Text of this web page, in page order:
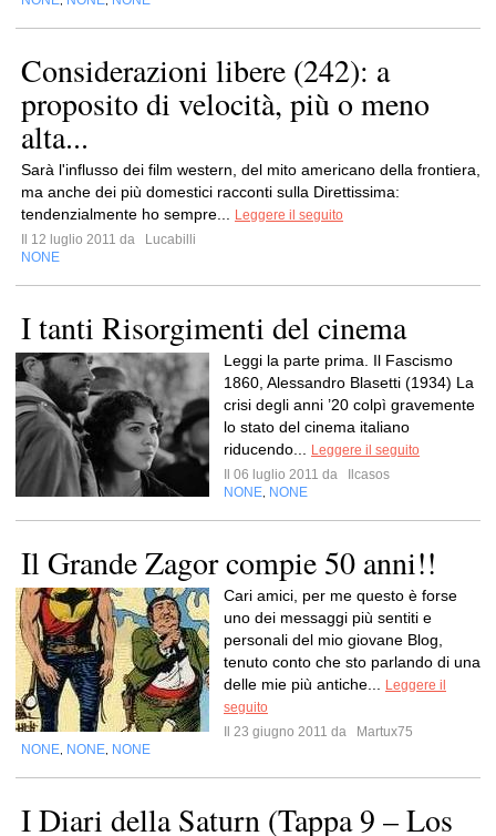
Considerazioni libere (242): a
proposito di velocità, più o meno
alta...
Sarà l'influsso dei film western, del mito americano della frontiera,
ma anche dei più domestici racconti sulla Direttissima:
tendenzialmente ho sempre...
Leggere il seguito
Il 12 luglio 2011 da
Lucabilli
NONE
I tanti Risorgimenti del cinema
Leggi la parte prima. Il Fascismo
1860, Alessandro Blasetti (1934) La
crisi degli anni ’20 colpì gravemente
lo stato del cinema italiano
riducendo...
Leggere il seguito
Il 06 luglio 2011 da
Ilcasos
NONE NONE
Il Grande Zagor compie 50 anni!!
Cari amici, per me questo è forse
uno dei messaggi più sentiti e
personali del mio giovane Blog,
tenuto conto che sto parlando di una
delle mie più antiche...
Leggere il
seguito
Il 23 giugno 2011 da
Martux75
NONE NONE NONE
I Diari della Saturn (Tappa 9 – Los